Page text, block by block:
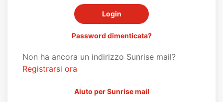
Password dimenticata?
Non ha ancora un indirizzo Sunrise mail?
Registrarsi ora
Aiuto per Sunrise mail